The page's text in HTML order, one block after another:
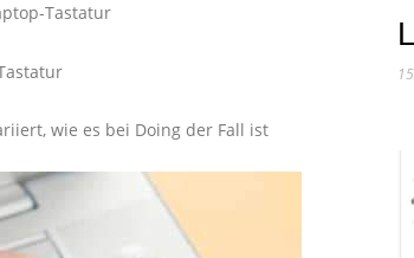
Tastatur
wie es bei Doing der Fall ist